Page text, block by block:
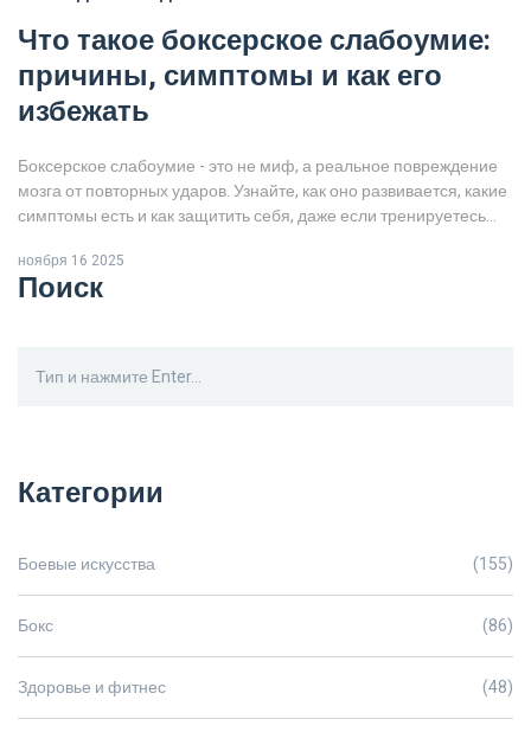
Что такое боксерское слабоумие:
причины, симптомы и как его
избежать
Боксерское слабоумие - это не миф, а реальное повреждение
мозга от повторных ударов. Узнайте, как оно развивается, какие
симптомы есть и как защитить себя, даже если тренируетесь
ноября 16 2025
Поиск
Категории
Боевые искусства (155)
Бокс (86)
Здоровье и фитнес (48)